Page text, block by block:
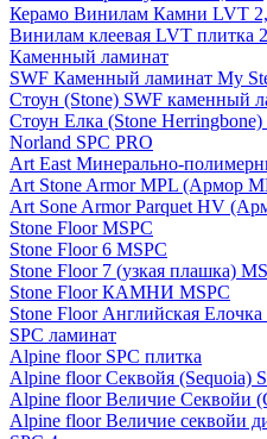
Керамо Винилам Камни LVT
Винилам клеевая LVT плитка
Каменный ламинат
SWF Каменный ламинат My
Стоун (Stone) SWF каменный
Стоун Елка (Stone
Norland SPC PRO
Art East Минерально-
Art Stone Armor MPL (Армор
Art Sone Armor Parquet HV
Stone Floor MSPC
Stone Floor 6 MSPC
Stone Floor 7 (узкая плашка)
Stone Floor КАМНИ MSPC
Stone Floor Английская Елочка
SPC ламинат
Alpine floor SPC плитка
Alpine floor Секвойя (Sequoia)
Alpine floor Величие Секвойи
Alpine floor Величие секвойи